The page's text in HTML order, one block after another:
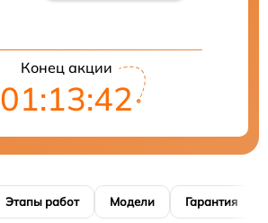
Конец акции
01:13:41
Этапы работ Модели Гарантия